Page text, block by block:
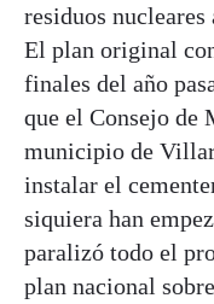
residuos
El plan original
finales del año
que el Consejo de
municipio de Villar
instalar el
siquiera han
paralizó todo el
plan nacional